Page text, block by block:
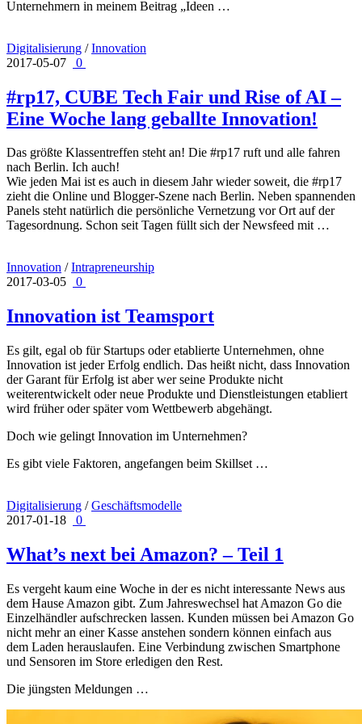
Unternehmern in meinem Beitrag „Ideen …
Digitalisierung /Innovation
2017-05-07
0
#rp17, CUBE Tech Fair und Rise of AI –
Eine Woche lang geballte Innovation!
Das größte Klassentreffen steht an! Die #rp17 ruft und alle fahren
nach Berlin. Ich auch!
Wie jeden Mai ist es auch in diesem Jahr wieder soweit, die #rp17
zieht die Online und Blogger-Szene nach Berlin. Neben spannenden
Panels steht natürlich die persönliche Vernetzung vor Ort auf der
Tagesordnung. Schon seit Tagen füllt sich der Newsfeed mit …
Innovation /Intrapreneurship
2017-03-05
0
Innovation ist Teamsport
Es gilt, egal ob für Startups oder etablierte Unternehmen, ohne
Innovation ist jeder Erfolg endlich. Das heißt nicht, dass Innovation
der Garant für Erfolg ist aber wer seine Produkte nicht
weiterentwickelt oder neue Produkte und Dienstleistungen etabliert
wird früher oder später vom Wettbewerb abgehängt.
Doch wie gelingt Innovation im Unternehmen?
Es gibt viele Faktoren, angefangen beim Skillset …
Digitalisierung /Geschäftsmodelle
2017-01-18
0
What’s next bei Amazon? – Teil 1
Es vergeht kaum eine Woche in der es nicht interessante News aus
dem Hause Amazon gibt. Zum Jahreswechsel hat Amazon Go die
Einzelhändler aufschrecken lassen. Kunden müssen bei Amazon Go
nicht mehr an einer Kasse anstehen sondern können einfach aus
dem Laden herauslaufen. Eine Verbindung zwischen Smartphone
und Sensoren im Store erledigen den Rest.
Die jüngsten Meldungen …